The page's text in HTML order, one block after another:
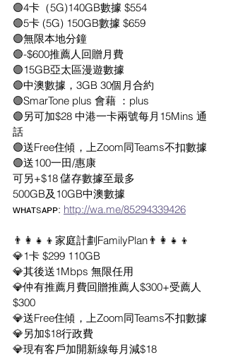
🟣4卡（5G)140GB數據 $554
🟣5卡 (5G) 150GB數據 $659
🟣無限本地分鐘
🟣-$600推薦人回贈月費
🟣15GB亞太區漫遊數據
🟣中澳數據，3GB 30個月合約
🟣SmarTone plus 會藉 ：plus
🟣另可加$28 中港一卡兩號每月15Mins 通
話
🟣送Free住傾，上Zoom同Teams不扣數據
🟣送100一田/惠康
可另+$18 儲存數據至最多
500GB及10GB中澳數據
ᴡʜᴀᴛsᴀᴘᴘ: http://wa.me/85294339426
👨‍👩‍👧‍👦家庭計劃FamilyPlan👨‍👩‍👧‍👦
💎1卡 $299 110GB
💎其後送1Mbps 無限任用
💎仲有推薦月費回贈推薦人$300+受薦人
$300
💎送Free住傾，上Zoom同Teams不扣數據
💎另加$18行政費
💎現有客戶加開新線每月減$18